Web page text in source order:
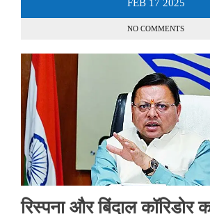
FEB 17 2025
NO COMMENTS
रिस्पना और बिंदाल कॉरिडोर